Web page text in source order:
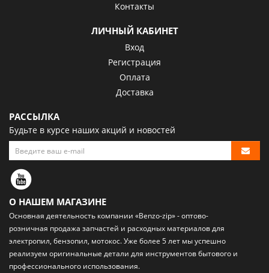
Контакты
ЛИЧНЫЙ КАБИНЕТ
Вход
Регистрация
Оплата
Доставка
РАССЫЛКА
Будьте в курсе наших акций и новостей
О НАШЕМ МАГАЗИНЕ
Основная деятельность компании «Benzo-zip» - оптово-
розничная продажа запчастей и расходных материаловдля
электропил, бензопил, мотокос. Уже более 5 лет мы успешно
реализуем оригинальные детали для инструментов бытового и
профессионального использования.